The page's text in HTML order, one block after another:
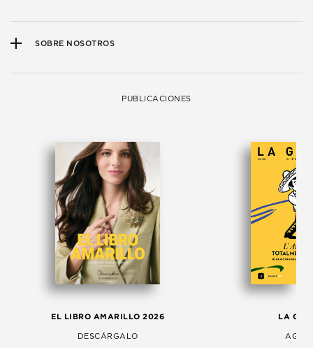
SOBRE NOSOTROS
PUBLICACIONES
EL LIBRO AMARILLO 2026
DESCÁRGALO
LA